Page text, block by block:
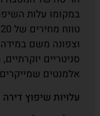
במקומו עלות
וצפונה משם
סניטריים
אלמנטים
עלויות שיפוץ